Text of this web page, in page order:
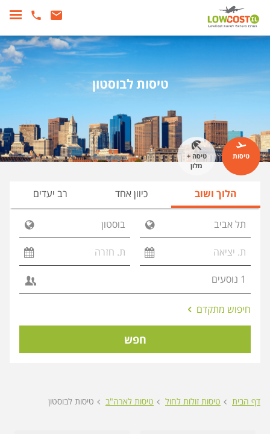
טיסות
טיסה +
מלון
טיסות לבוסטון
הלוך ושוב כיוון אחד רב יעדים
חפש
חיפוש מתקדם אפשרויות
דף הבית טיסות זולות לחול טיסות לארה"ב טיסות לבוסטון